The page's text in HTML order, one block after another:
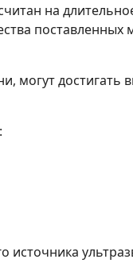
на
поставленных
могут достигать
источника